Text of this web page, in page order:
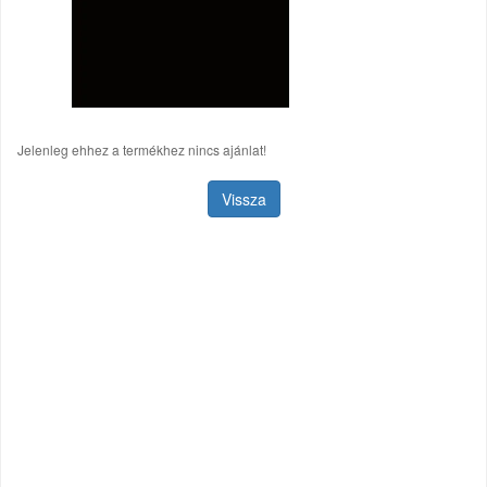
Jelenleg ehhez a termékhez nincs ajánlat!
Vissza